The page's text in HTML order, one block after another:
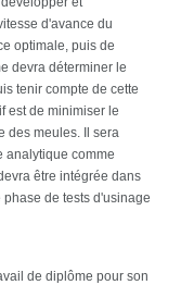
d'avance du
optimale, puis de
devra déterminer le
tenir compte de cette
est de minimiser le
des meules. Il sera
analytique comme
être intégrée dans
de tests d'usinage
de diplôme pour son